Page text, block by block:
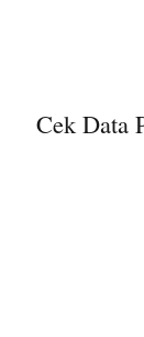
Cek Data